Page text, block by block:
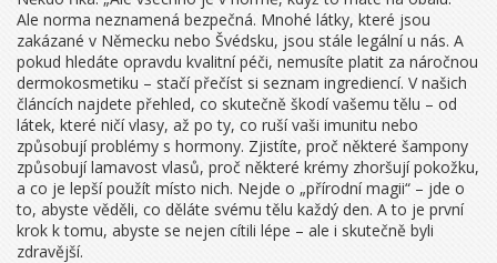
Ale norma neznamená bezpečná. Mnohé látky, které jsou
zakázané v Německu nebo Švédsku, jsou stále legální u nás. A
pokud hledáte opravdu kvalitní péči, nemusíte platit za náročnou
dermokosmetiku – stačí přečíst si seznam ingrediencí. V našich
článcích najdete přehled, co skutečně škodí vašemu tělu – od
látek, které ničí vlasy, až po ty, co ruší vaši imunitu nebo
způsobují problémy s hormony. Zjistíte, proč některé šampony
způsobují lamavost vlasů, proč některé krémy zhoršují pokožku,
a co je lepší použít místo nich. Nejde o „přírodní magii“ – jde o
to, abyste věděli, co děláte svému tělu každý den. A to je první
krok k tomu, abyste se nejen cítili lépe – ale i skutečně byli
zdravější.